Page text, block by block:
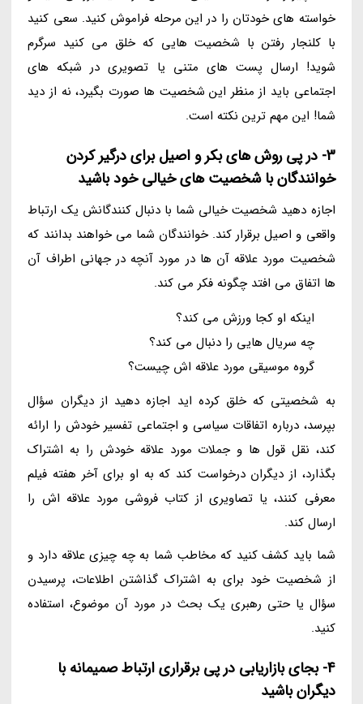
خواسته های خودتان را در این مرحله فراموش کنید. سعی کنید
با کلنجار رفتن با شخصیت هایی که خلق می کنید سرگرم
شوید! ارسال پست های متنی یا تصویری در شبکه های
اجتماعی باید از منظر این شخصیت ها صورت بگیرد، نه از دید
شما! این مهم ترین نکته است.
3- در پی روش های بکر و اصیل برای درگیر کردن
خوانندگان با شخصیت های خیالی خود باشید
اجازه دهید شخصیت خیالی شما با دنبال کنندگانش یک ارتباط
واقعی و اصیل برقرار کند. خوانندگان شما می خواهند بدانند که
شخصیت مورد علاقه آن ها در مورد آنچه در جهانی اطراف آن
ها اتفاق می افتد چگونه فکر می کند.
اینکه او کجا ورزش می کند؟
چه سریال هایی را دنبال می کند؟
گروه موسیقی مورد علاقه اش چیست؟
به شخصیتی که خلق کرده اید اجازه دهید از دیگران سؤال
بپرسد، درباره اتفاقات سیاسی و اجتماعی تفسیر خودش را ارائه
کند، نقل قول ها و جملات مورد علاقه خودش را به اشتراک
بگذارد، از دیگران درخواست کند که به او برای آخر هفته فیلم
معرفی کنند، یا تصاویری از کتاب فروشی مورد علاقه اش را
ارسال کند.
شما باید کشف کنید که مخاطب شما به چه چیزی علاقه دارد و
از شخصیت خود برای به اشتراک گذاشتن اطلاعات، پرسیدن
سؤال یا حتی رهبری یک بحث در مورد آن موضوع، استفاده
کنید.
4- بجای بازاریابی در پی برقراری ارتباط صمیمانه با
دیگران باشید